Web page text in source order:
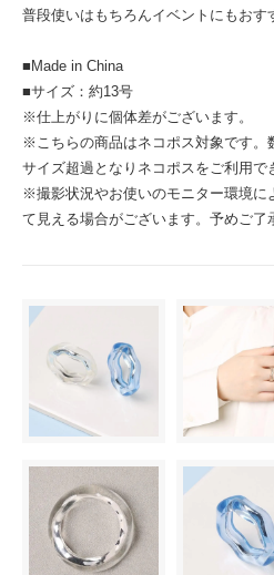
普段使いはもちろんイベントにもおす
■Made in China
■サイズ：約13号
※仕上がりに個体差がございます。
※こちらの商品はネコポス対象です。
サイズ超過となりネコポスをご利用で
※撮影状況やお使いのモニター環境に
て見える場合がございます。予めご了